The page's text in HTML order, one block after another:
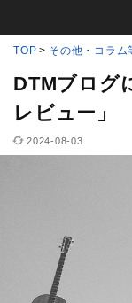
TOP その他・コラム
DTMブログ
レビュー」
2024-08-03